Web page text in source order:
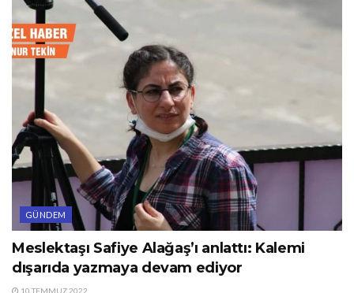
GÜNDEM
Meslektaşı Safiye Alağaş’ı anlattı: Kalemi
dışarıda yazmaya devam ediyor
10 TEMMUZ 2022